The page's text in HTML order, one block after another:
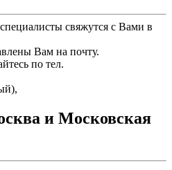
свяжутся с Вами в
Вам на почту.
по тел.
и Московская